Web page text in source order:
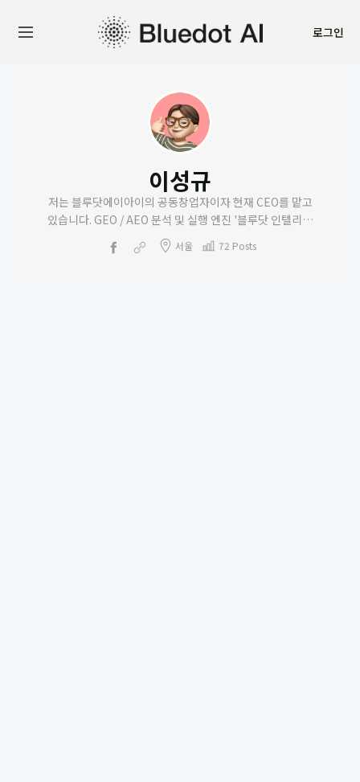
로그인
이성규
저는 블루닷에이아이의 공동창업자이자 현재 CEO를 맡고
있습니다. GEO / AEO 분석 및 실행 엔진 '블루닷 인텔리전
, AI 검색최적화 CMS '블루닷CMS'의 프로덕트 매니징도
담당하고 있고요. 저널리즘 AI 오웰도 만들고 있답니다. 더코
서울 72 Posts